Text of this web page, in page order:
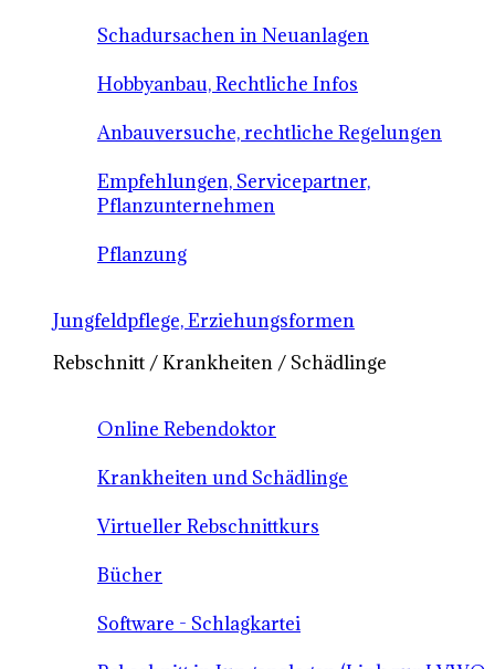
Schadursachen in Neuanlagen
Hobbyanbau, Rechtliche Infos
Anbauversuche, rechtliche Regelungen
Empfehlungen, Servicepartner,
Pflanzunternehmen
Pflanzung
Jungfeldpflege, Erziehungsformen
Rebschnitt / Krankheiten / Schädlinge
Online Rebendoktor
Krankheiten und Schädlinge
Virtueller Rebschnittkurs
Bücher
Software - Schlagkartei